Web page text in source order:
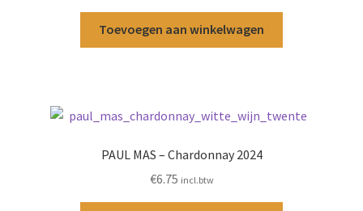
Toevoegen aan winkelwagen
PAUL MAS – Chardonnay 2024
€6.75 incl.btw